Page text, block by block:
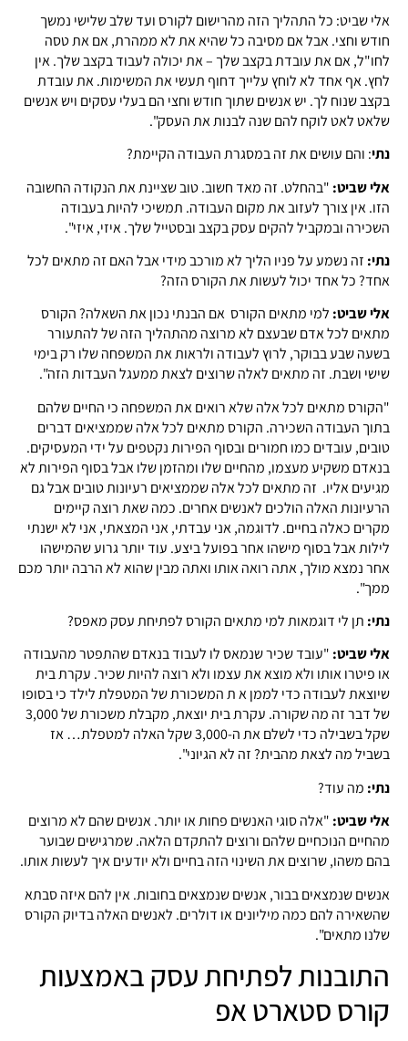
אלי שביט: כל התהליך הזה מהרישום לקורס ועד שלב שלישי נמשך
חודש וחצי. אבל אם מסיבה כל שהיא את לא ממהרת, אם את טסה
לחו"ל, אם את עובדת בקצב שלך – את יכולה לעבוד בקצב שלך. אין
לחץ. אף אחד לא לוחץ עלייך דחוף תעשי את המשימות. את עובדת
בקצב שנוח לך. יש אנשים שתוך חודש וחצי הם בעלי עסקים ויש אנשים
שלאט לאט לוקח להם שנה לבנות את העסק".
נתי: והם עושים את זה במסגרת העבודה הקיימת?
אלי שביט: "בהחלט. זה מאד חשוב. טוב שציינת את הנקודה החשובה
הזו. אין צורך לעזוב את מקום העבודה. תמשיכי להיות בעבודה
השכירה ובמקביל להקים עסק בקצב ובסטייל שלך. איזי, איזי".
נתי: זה נשמע על פניו הליך לא מורכב מידי אבל האם זה מתאים לכל
אחד? כל אחד יכול לעשות את הקורס הזה?
אלי שביט: למי מתאים הקורס אם הבנתי נכון את השאלה? הקורס
מתאים לכל אדם שבעצם לא מרוצה מהתהליך הזה של להתעורר
בשעה שבע בבוקר, לרוץ לעבודה ולראות את המשפחה שלו רק בימי
שישי ושבת. זה מתאים לאלה שרוצים לצאת ממעגל העבדות הזה".
"הקורס מתאים לכל אלה שלא רואים את המשפחה כי החיים שלהם
בתוך העבודה השכירה. הקורס מתאים לכל אלה שממציאים דברים
טובים, עובדים כמו חמורים ובסוף הפירות נקטפים על ידי המעסיקים.
בנאדם משקיע מעצמו, מהחיים שלו ומהזמן שלו אבל בסוף הפירות לא
מגיעים אליו. זה מתאים לכל אלה שממציאים רעיונות טובים אבל גם
הרעיונות האלה הולכים לאנשים אחרים. כמה שאת רוצה קיימים
מקרים כאלה בחיים. לדוגמה, אני עבדתי, אני המצאתי, אני לא ישנתי
לילות אבל בסוף מישהו אחר בפועל ביצע. עוד יותר גרוע שהמישהו
אחר נמצא מולך, אתה רואה אותו ואתה מבין שהוא לא הרבה יותר מכם
ממך".
נתי: תן לי דוגמאות למי מתאים הקורס לפתיחת עסק מאפס?
אלי שביט: "עובד שכיר שנמאס לו לעבוד בנאדם שהתפטר מהעבודה
או פיטרו אותו ולא מוצא את עצמו ולא רוצה להיות שכיר. עקרת בית
שיוצאת לעבודה כדי לממן א ת המשכורת של המטפלת לילד כי בסופו
של דבר זה מה שקורה. עקרת בית יוצאת, מקבלת משכורת של 3,000
שקל בשבילה כדי לשלם את ה-3,000 שקל האלה למטפלת… אז
בשביל מה לצאת מהבית? זה לא הגיוני".
נתי: מה עוד?
אלי שביט: "אלה סוגי האנשים פחות או יותר. אנשים שהם לא מרוצים
מהחיים הנוכחיים שלהם ורוצים להתקדם הלאה. שמרגישים שבוער
בהם משהו, שרוצים את השינוי הזה בחיים ולא יודעים איך לעשות אותו.
אנשים שנמצאים בבור, אנשים שנמצאים בחובות. אין להם איזה סבתא
שהשאירה להם כמה מיליונים או דולרים. לאנשים האלה בדיוק הקורס
שלנו מתאים".
התובנות לפתיחת עסק באמצעות
קורס סטארט אפ